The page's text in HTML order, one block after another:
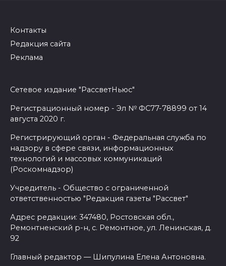
Контакты
Редакция сайта
Реклама
Сетевое издание "РассветНьюс"
Регистрационный номер - Эл № ФС77-78899 от 14
августа 2020 г.
Регистрирующий орган - Федеральная служба по
надзору в сфере связи, информационных
технологий и массовых коммуникаций
(Роскомнадзор)
Учредитель - Общество с ограниченной
ответственностью "Редакция газеты "Рассвет"
Адрес редакции: 347480, Ростовская обл.,
Ремонтненский р-н, с. Ремонтное, ул. Ленинская, д.
92
Главный редактор — Шипулина Елена Антоновна.